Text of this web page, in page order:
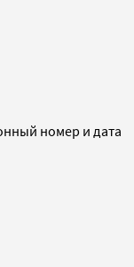
номер и дата